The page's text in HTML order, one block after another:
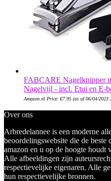
FABCARE Nagelknipper
Nagelvijl - incl. Etui en E-
Amazon.nl Price: €7.95 (as of 06/04/2023
Over ons
Arbredelannee is een moderne
beoordelingswebsite die de
amazon en u op de hoogte houdt
Alle afbeeldingen zijn
respectievelijke eigenaren. Alle
hun respectievelijke bronnen.